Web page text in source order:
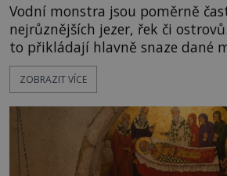
Vodní monstra jsou poměrně
nejrůznějších jezer, řek či
to přikládají hlavně snaze dané
přitáhnout k němu pozornost
nakloněných turistů. Je to také případ kyperského
legendami o něm ukrývat nějaký
V blízkosti Mysu Greco, jak se přez
ZOBRAZIT VÍCE